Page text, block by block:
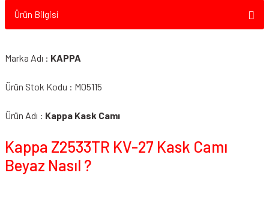
Ürün Bilgisi
Marka Adı : KAPPA
Ürün Stok Kodu : M05115
Ürün Adı : Kappa Kask Camı
Kappa Z2533TR KV-27 Kask Camı
Beyaz Nasıl ?